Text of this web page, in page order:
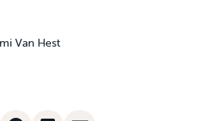
Van Hest